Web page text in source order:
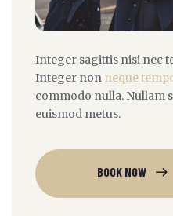
Integer sagittis nisi nec
Integer non neque
commodo nulla. Nullam
euismod metus.
BOOK NOW